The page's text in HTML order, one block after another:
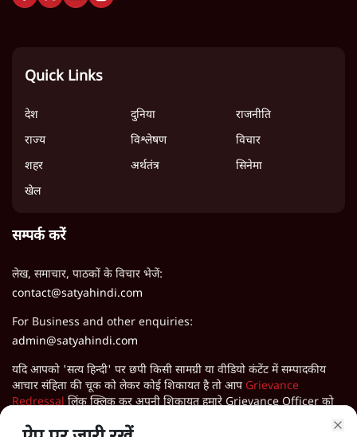
Quick Links
देश दुनिया
राजनीति
राज्य
विश्लेषण
विचार
शहर
अर्थतंत्र
सिनेमा
खेल
सम्पर्क करें
लेख, समाचार, पाठकों के विचार भेजें:
contact@satyahindi.com
For Business and other enquiries:
admin@satyahindi.com
यदि आपको 'सत्य हिन्दी' पर छपी किसी सामग्री या वीडियो कंटेंट में सम्पादकीय
आचार संहिता की चूक को लेकर कोई शिकायत है तो आप Grievance
Redressal लिंक क्लिक कर अपनी शिकायत हमारे Grievance Officer को